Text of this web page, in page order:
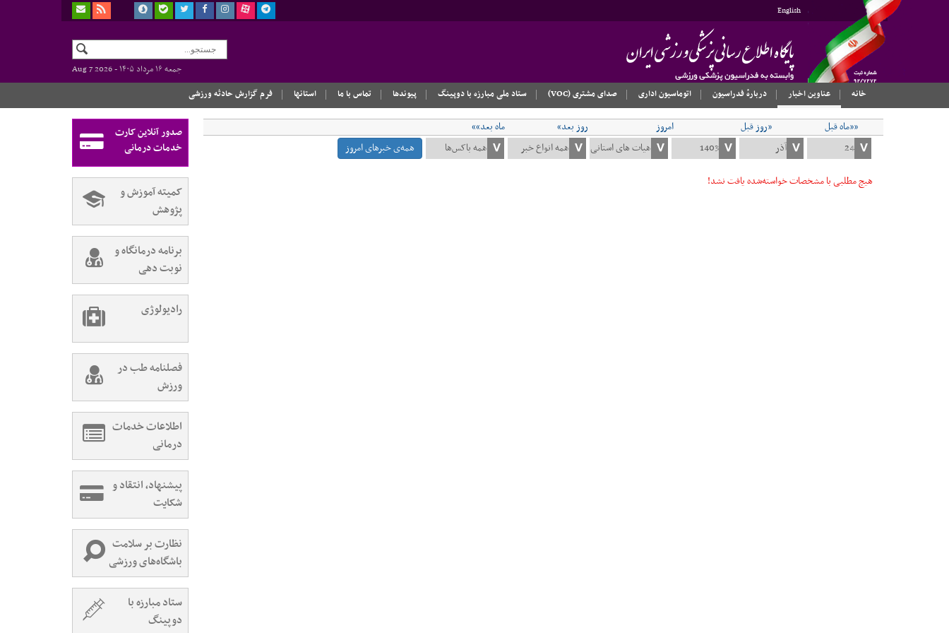
English
جمعه ۱۶ مرداد ۱۴۰۵ -
Aug 7 2026
خانه
عناوین اخبار دربارهٔ فدراسیون اتوماسیون اداری صدای مشتری (VOC) ستاد ملی مبارزه با دوپینگ پیوندها تماس با ما استانها فرم گزارش حادثه ورزشی
««ماه قبل «روز قبل امروز روز بعد»
ماه بعد»»
همه‌ی خبرهای امروز
هیچ مطلبی با مشخصات خواسته‌شده یافت نشد!
صدور آنلاین کارت
خدمات درمانی
کمیته آموزش و
پژوهش
برنامه درمانگاه و
نوبت دهی
رادیولوژی
فصلنامه طب در
ورزش
اطلاعات خدمات
درمانی
پیشنهاد، انتقاد و
شکایت
نظارت بر سلامت
باشگاه‌های ورزشی
ستاد مبارزه با
دوپینگ